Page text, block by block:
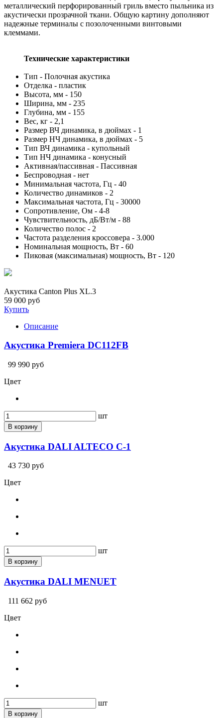
металлический перфорированный гриль вместо пыльника из
акустически прозрачной ткани. Общую картину дополняют
надежные терминалы с позолоченными винтовыми
клеммами.
Технические характеристики
Тип - Полочная акустика
Отделка - пластик
Высота, мм - 150
Ширина, мм - 235
Глубина, мм - 155
Вес, кг - 2,1
Размер ВЧ динамика, в дюймах - 1
Размер НЧ динамика, в дюймах - 5
Тип ВЧ динамика - купольный
Тип НЧ динамика - конусный
Активная/пассивная - Пассивная
Беспроводная - нет
Минимальная частота, Гц - 40
Количество динамиков - 2
Максимальная частота, Гц - 30000
Сопротивление, Ом - 4-8
Чувствительность, дБ/Вт/м - 88
Количество полос - 2
Частота разделения кроссовера - 3.000
Номинальная мощность, Вт - 60
Пиковая (максимальная) мощность, Вт - 120
Акустика Canton Plus XL.3
59 000 руб
Купить
Описание
Акустика Premiera DC112FB
99 990 руб
Цвет
шт
В корзину
Акустика DALI ALTECO C-1
43 730 руб
Цвет
шт
В корзину
Акустика DALI MENUET
111 662 руб
Цвет
шт
В корзину